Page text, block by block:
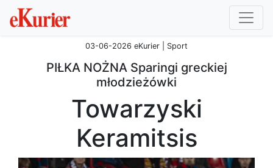
03-06-2026 eKurier | Sport
PIŁKA NOŻNA Sparingi greckiej
młodzieżówki
Towarzyski
Keramitsis